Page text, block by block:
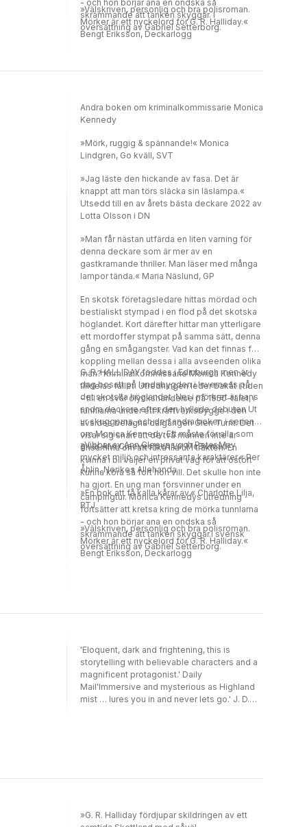
- och hon börjar ana en ondska så
skrämmande att tanken skyggar. I
översättning av Gabriel Setterborg.
»Välskriven, personlig och bra polisroman.
Mörker är ett nyckelord för G. R. Halliday.«
Bengt Eriksson, Deckarlogg
Andra boken om kriminalkommissarie Monica
Kennedy
»Mörk, ruggig & spännande!« Monica
Lindgren, Go kväll, SVT
»Jag läste den hickande av fasa. Det är
knappt att man törs släcka sin läslampa.«
Utsedd till en av årets bästa deckare 2022 av
Lotta Olsson i DN
»Man får nästan utfärda en liten varning för
denna deckare som är mer av en
gastkramande thriller. Man läser med många
lampor tända.« Maria Näslund, GP
En skotsk företagsledare hittas mördad och
bestialiskt stympad i en flod på det skotska
höglandet. Kort därefter hittar man ytterligare
ett mordoffer stympat på samma sätt, denna
gång en smågangster. Vad kan det finnas för
koppling mellan dessa i alla avseenden olika
män? Kriminalkommissarie Monica Kennedy
tilldelas fallet. Utredningen leder bakåt i tiden
- till en svår olyckshändelse på 1950-talet, i
tunnlarna under ett kraftverksbygge i den
avsides belägna dalgången Glen Turrit. Det
visar sig snart att de två männen inte är
ensamma om att råka illa ut i trakten. En
kvinna i bil väljer en privat väg för att ostört
kunna köra så fort hon vill. Det skulle hon inte
ha gjort. En ung man försvinner under en
campingtur. Monica Kennedys utredning
fortsätter att kretsa kring de mörka tunnlarna
- och hon börjar ana en ondska så
skrämmande att tanken skyggar.I svensk
översättning av Gabriel Setterborg.
G. R. HALLIDAY föddes i Edinburgh men är i
dag bosatt på landsbygden i Inverness på
det skotska höglandet. Ner i mörkret är hans
andra deckare efter den hyllade debuten Ut
ur skuggorna, och den andra boken i serien
om Monica Kennedy. Ett måste för alla som
gillar Ann Cleeves och Val McDermid.
»Vibbar av Ann Cleeves och Peter May
mycket miljö och intressanta karaktärer.« Per
Åhlin, Nerikes Allehanda
»En bok att få kalla kårar av.« Charlotte Lilja,
BTJ
»Välskriven, personlig och bra polisroman.
Mörker är ett nyckelord för G. R. Halliday.«
Bengt Eriksson, Deckarlogg
'Eloquent, dark and frightening, this is
storytelling with believable characters and a
magnificent protagonist.' Daily
Mail'Immersive and mysterious as Highland
mist … lures you in and never lets go.' J. D.
Robert is never seen alive again.The
discovery of a body on the coast of the
»G. R. Halliday fördjupar skildringen av ett